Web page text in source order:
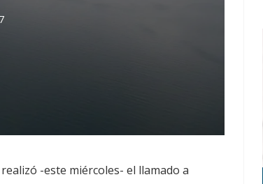
-este miércoles- el llamado a